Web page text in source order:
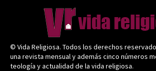
© Vida Religiosa. Todos los derechos
una revista mensual y además cinco números
teología y actualidad de la vida religiosa.